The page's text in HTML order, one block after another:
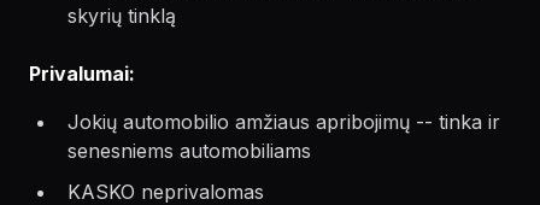
skyrių tinklą
Privalumai:
Jokių automobilio amžiaus apribojimų -- tinka ir
senesniems automobiliams
KASKO neprivalomas